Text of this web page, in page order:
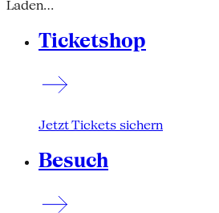
Laden…
Ticketshop
Jetzt Tickets sichern
Besuch